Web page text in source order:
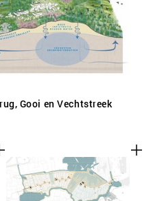
Gooi en Vechtstreek